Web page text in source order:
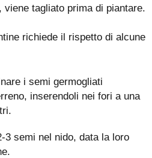
tagliato prima di piantare.
richiede il rispetto di alcune
i semi germogliati
inserendoli nei fori a una
3 semi nel nido, data la loro